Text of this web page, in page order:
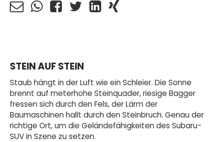
STEIN AUF STEIN
Staub hängt in der Luft wie ein Schleier. Die Sonne
brennt auf meterhohe Steinquader, riesige Bagger
fressen sich durch den Fels, der Lärm der
Baumaschinen hallt durch den Steinbruch. Genau der
richtige Ort, um die Geländefähigkeiten des Subaru-
SUV in Szene zu setzen.